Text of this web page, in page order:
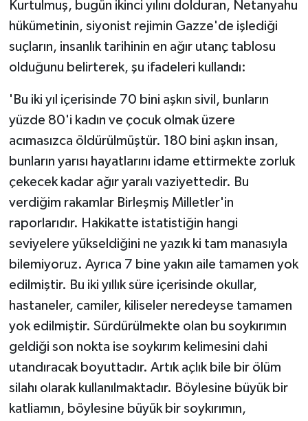
Kurtulmuş, bugün ikinci yılını dolduran, Netanyahu
hükümetinin, siyonist rejimin Gazze'de işlediği
suçların, insanlık tarihinin en ağır utanç tablosu
olduğunu belirterek, şu ifadeleri kullandı:
'Bu iki yıl içerisinde 70 bini aşkın sivil, bunların
yüzde 80'i kadın ve çocuk olmak üzere
acımasızca öldürülmüştür. 180 bini aşkın insan,
bunların yarısı hayatlarını idame ettirmekte zorluk
çekecek kadar ağır yaralı vaziyettedir. Bu
verdiğim rakamlar Birleşmiş Milletler'in
raporlarıdır. Hakikatte istatistiğin hangi
seviyelere yükseldiğini ne yazık ki tam manasıyla
bilemiyoruz. Ayrıca 7 bine yakın aile tamamen yok
edilmiştir. Bu iki yıllık süre içerisinde okullar,
hastaneler, camiler, kiliseler neredeyse tamamen
yok edilmiştir. Sürdürülmekte olan bu soykırımın
geldiği son nokta ise soykırım kelimesini dahi
utandıracak boyuttadır. Artık açlık bile bir ölüm
silahı olarak kullanılmaktadır. Böylesine büyük bir
katliamın, böylesine büyük bir soykırımın,